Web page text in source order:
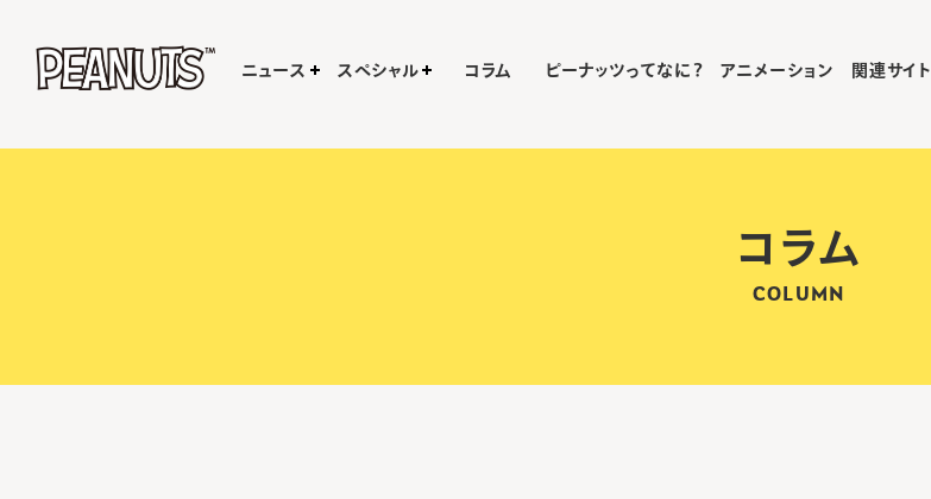
ニュース スペシャル コラム ピーナッツってなに？ アニメーション 関連サイト
コラム
COLUMN